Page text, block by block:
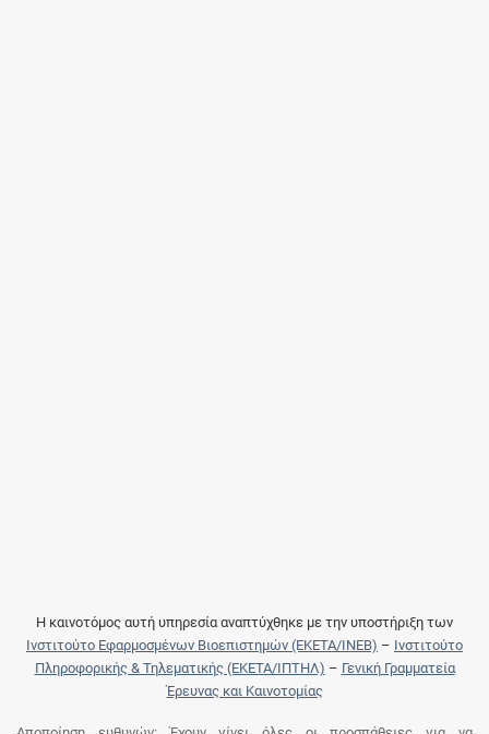
Η καινοτόμος αυτή υπηρεσία αναπτύχθηκε με την υποστήριξη των
Ινστιτούτο Εφαρμοσμένων Βιοεπιστημών (ΕΚΕΤΑ/ΙΝΕΒ) – Ινστιτούτο
Πληροφορικής & Τηλεματικής (ΕΚΕΤΑ/ΙΠΤΗΛ) – Γενική Γραμματεία
Έρευνας και Καινοτομίας